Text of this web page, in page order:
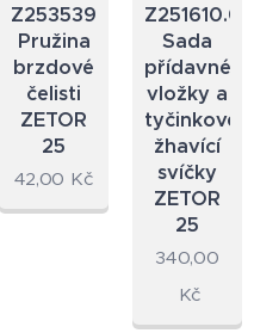
Z253539.18
Pružina
brzdové
čelisti
ZETOR
25
42,00 Kč
Sada
přídavné
vložky a
tyčinkové
žhavící
svíčky
ZETOR
25
340,00
Kč